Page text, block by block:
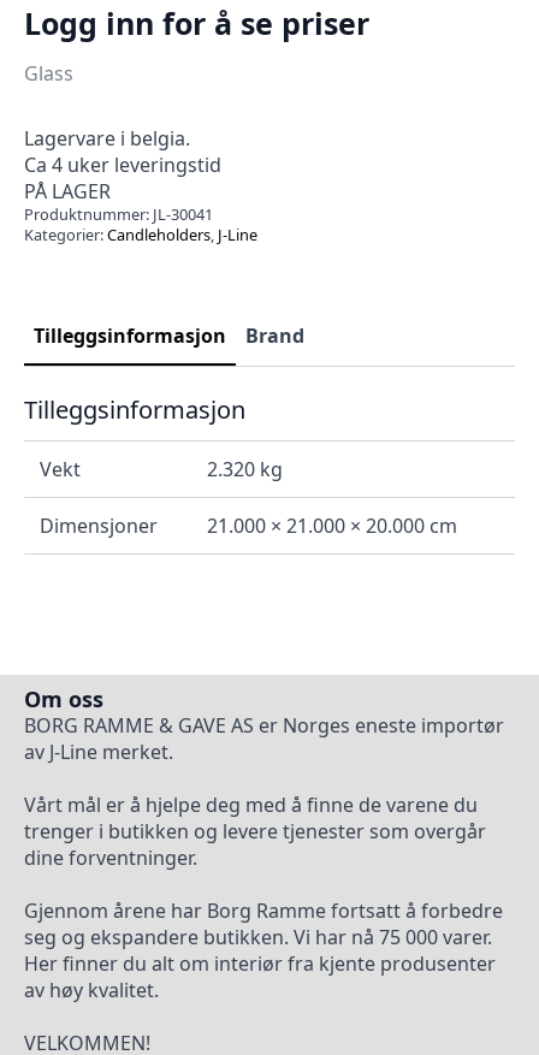
Logg inn for å se priser
Glass
Lagervare i belgia.
Ca 4 uker leveringstid
PÅ LAGER
Produktnummer: JL-30041
Kategorier:Candleholders, J-Line
Tilleggsinformasjon Brand
Tilleggsinformasjon
Vekt 2.320 kg
Dimensjoner 21.000 × 21.000 × 20.000 cm
Om oss
BORG RAMME & GAVE AS er Norges eneste importør
av J-Line merket.
Vårt mål er å hjelpe deg med å finne de varene du
trenger i butikken og levere tjenester som overgår
dine forventninger.
Gjennom årene har Borg Ramme fortsatt å forbedre
seg og ekspandere butikken. Vi har nå 75 000 varer.
Her finner du alt om interiør fra kjente produsenter
av høy kvalitet.
VELKOMMEN!